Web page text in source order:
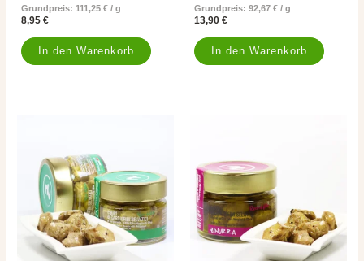
Grundpreis:111,25€ /g
8,95€
In den Warenkorb
Grundpreis: 92,67 € / g
13,90 €
In den Warenkorb